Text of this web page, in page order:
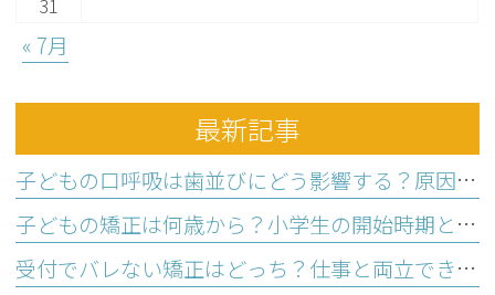
« 7月
最新記事
子どもの口呼吸は歯並びにどう影響する？原因と家庭でできるトレーニング
子どもの矯正は何歳から？小学生の開始時期と相談すべき状態とは
受付でバレない矯正はどっち？仕事と両立できる選び方と3つの基準